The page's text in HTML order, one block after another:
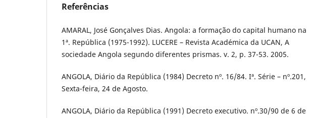
Referências
AMARAL, José Gonçalves Dias. Angola: a formação do capital humano na
1ª. República (1975-1992). LUCERE – Revista Académica da UCAN, A
sociedade Angola segundo diferentes prismas. v. 2, p. 37-53. 2005.
ANGOLA, Diário da República (1984) Decreto nº. 16/84. Iª. Série – nº.201,
Sexta-feira, 24 de Agosto.
ANGOLA, Diário da República (1991) Decreto executivo. nº.30/90 de 6 de